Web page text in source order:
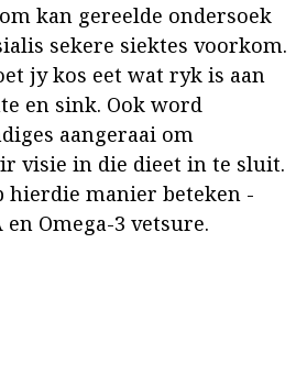
kan gereelde ondersoek
sekere siektes voorkom.
jy kos eet wat ryk is aan
en sink. Ook word
aangeraai om
visie in die dieet in te sluit.
hierdie manier beteken -
Omega-3 vetsure.